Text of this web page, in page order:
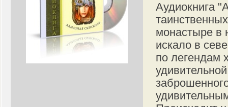
Аудиокнига
монастыре в
искало в
по легендам